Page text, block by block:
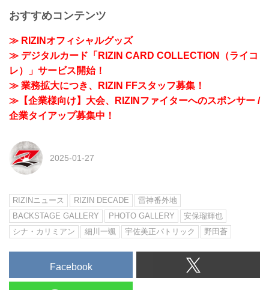
おすすめコンテンツ
≫ RIZINオフィシャルグッズ
≫ デジタルカード「RIZIN CARD COLLECTION（ライコ
レ）」サービス開始！
≫ 業務拡大につき、RIZIN FFスタッフ募集！
≫【企業様向け】大会、RIZINファイターへのスポンサー /
企業タイアップ募集中！
2025-01-27
RIZINニュース RIZIN DECADE
雷神番外地
BACKSTAGE GALLERY
PHOTO GALLERY
安保瑠輝也
シナ・カリミアン
細川一颯 宇佐美正パトリック 野田蒼
Facebook